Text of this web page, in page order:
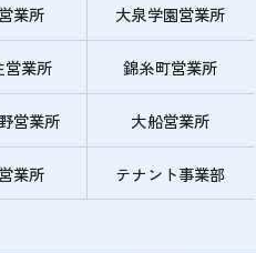
業所 大泉学園営業所
営業所 錦糸町営業所
営業所 大船営業所
業所 テナント事業部